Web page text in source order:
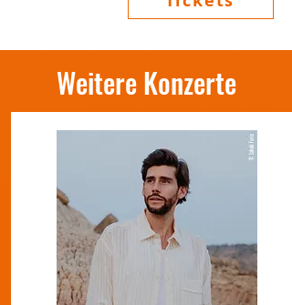
Weitere Konzerte